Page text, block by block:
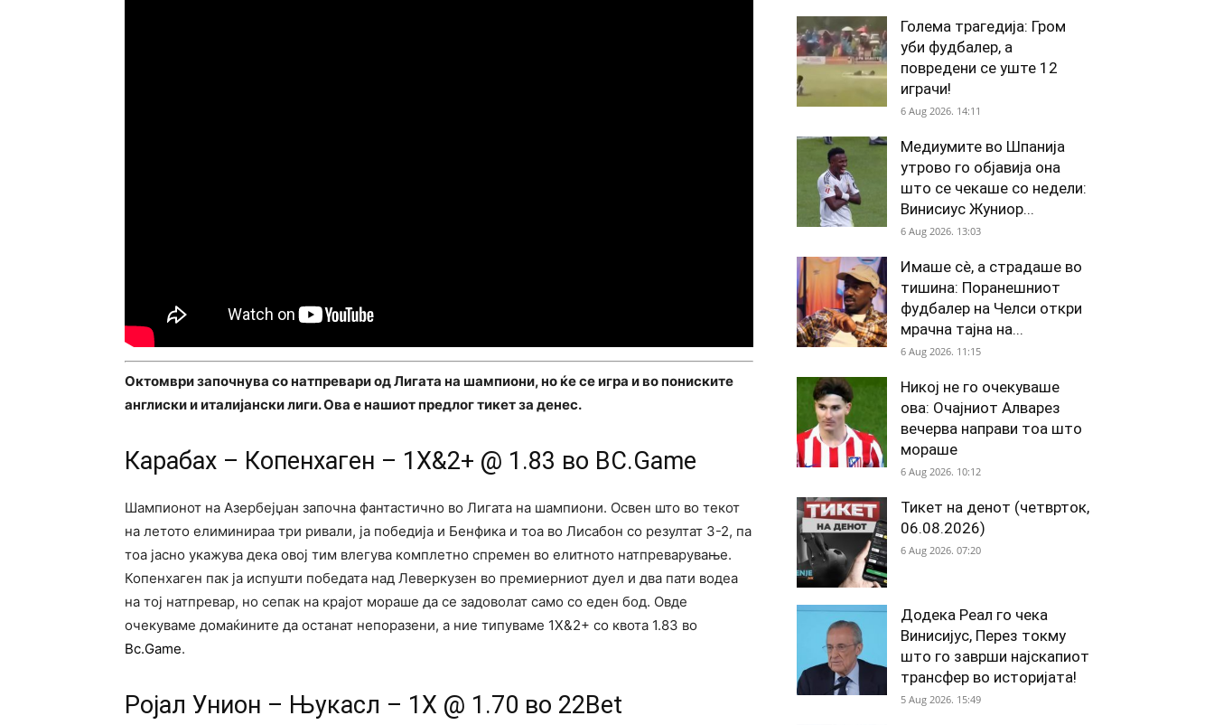
Октомври започнува со натпревари од Лигата на шампиони, но ќе се игра и во пониските
англиски и италијански лиги. Ова е нашиот предлог тикет за денес.
Карабах – Копенхаген – 1Х&2+ @ 1.83 во BC.Game
Шампионот на Азербејџан започна фантастично во Лигата на шампиони. Освен што во текот
на летото елиминираа три ривали, ја победија и Бенфика и тоа во Лисабон со резултат 3-2, па
тоа јасно укажува дека овој тим влегува комплетно спремен во елитното натпреварување.
Копенхаген пак ја испушти победата над Леверкузен во премиерниот дуел и два пати водеа
на тој натпревар, но сепак на крајот мораше да се задоволат само со еден бод. Овде
очекуваме домаќините да останат непоразени, а ние типуваме 1Х&2+ со квота 1.83 во
Bc.Game.
Ројал Унион – Њукасл – 1Х @ 1.70 во 22Bet
Голема трагедија: Гром
уби фудбалер, а
повредени се уште 12
играчи!
6 Aug 2026. 14:11
Медиумите во Шпанија
утрово го објавија она
што се чекаше со недели:
Винисиус Жуниор...
6 Aug 2026. 13:03
Имаше сè, а страдаше во
тишина: Поранешниот
фудбалер на Челси откри
мрачна тајна на...
6 Aug 2026. 11:15
Никој не го очекуваше
ова: Очајниот Алварез
вечерва направи тоа што
мораше
6 Aug 2026. 10:12
Тикет на денот (четврток,
06.08.2026)
6 Aug 2026. 07:20
Додека Реал го чека
Винисијус, Перез токму
што го заврши најскапиот
трансфер во историјата!
5 Aug 2026. 15:49